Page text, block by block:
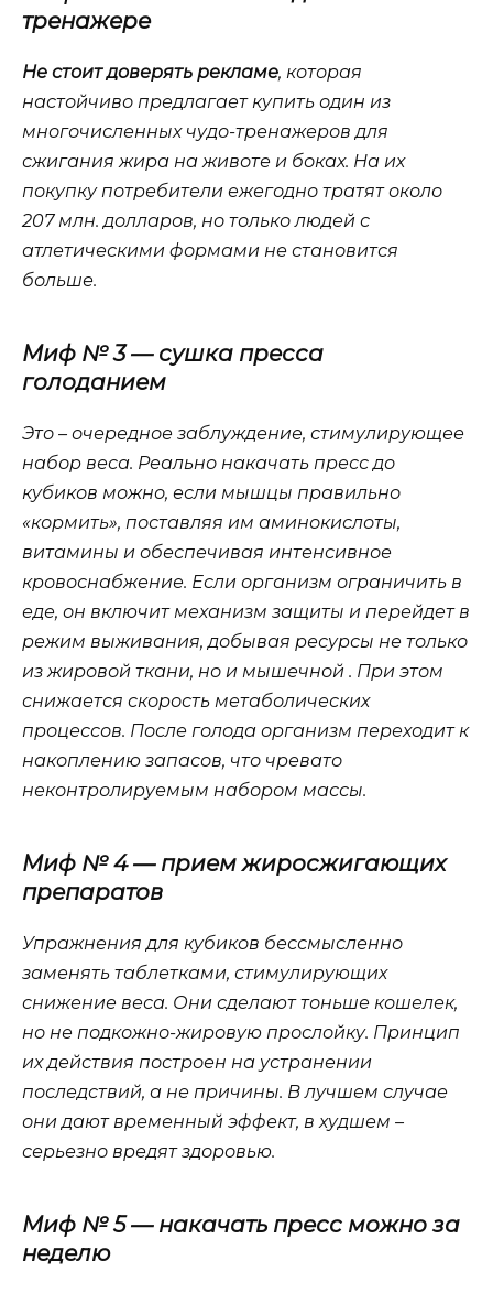
тренажере
Не стоит доверять рекламе, которая
настойчиво предлагает купить один из
многочисленных чудо-тренажеров для
сжигания жира на животе и боках. На их
покупку потребители ежегодно тратят около
207 млн. долларов, но только людей с
атлетическими формами не становится
больше.
Миф № 3 — сушка пресса
голоданием
Это – очередное заблуждение, стимулирующее
набор веса. Реально накачать пресс до
кубиков можно, если мышцы правильно
«кормить», поставляя им аминокислоты,
витамины и обеспечивая интенсивное
кровоснабжение. Если организм ограничить в
еде, он включит механизм защиты и перейдет в
режим выживания, добывая ресурсы не только
из жировой ткани, но и мышечной . При этом
снижается скорость метаболических
процессов. После голода организм переходит к
накоплению запасов, что чревато
неконтролируемым набором массы.
Миф № 4 — прием жиросжигающих
препаратов
Упражнения для кубиков бессмысленно
заменять таблетками, стимулирующих
снижение веса. Они сделают тоньше кошелек,
но не подкожно-жировую прослойку. Принцип
их действия построен на устранении
последствий, а не причины. В лучшем случае
они дают временный эффект, в худшем –
серьезно вредят здоровью.
Миф № 5 — накачать пресс можно за
неделю